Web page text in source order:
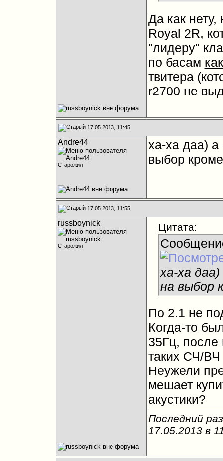
Да как
Royal 2R,
"лидеру"
по басам
твитера
r2700 не
17.05.2013, 11:45
Andre44
Старожил
ха-ха даа) а
выбор
17.05.2013, 11:55
russboynick
Старожил
Цитата:
ха-ха
на выбор
По 2.1 не
Когда-то
35Гц, после
таких СЧ/ВЧ
Неужели
мешает
акустики?
Последний
17.05.2013 в